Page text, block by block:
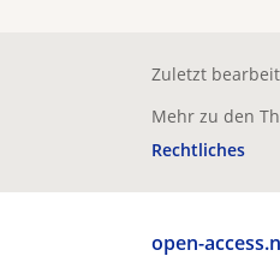
Zuletzt
Mehr zu den
Rechtliches
open-